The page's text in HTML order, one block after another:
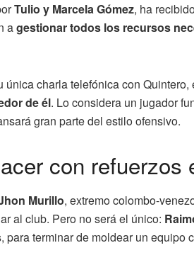
Tulio y Marcela Gómez, ha
agestionar todos los recursos
charla telefónica con Quintero,
de él. Lo considera un jugador
gran parte del estilo ofensivo.
con refuerzos
Murillo, extremo colombo-
al club. Pero no será el único:
, para terminar de moldear un equipo